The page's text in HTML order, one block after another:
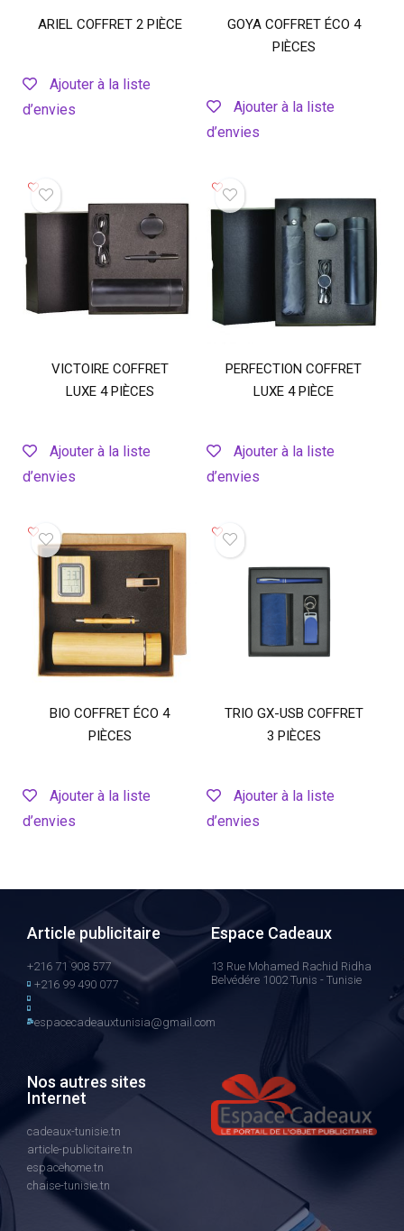
ARIEL COFFRET 2 PIÈCE
Ajouter à la liste
d’envies
GOYA COFFRET ÉCO 4
PIÈCES
Ajouter à la liste
d’envies
VICTOIRE COFFRET
LUXE 4 PIÈCES
Ajouter à la liste
d’envies
PERFECTION COFFRET
LUXE 4 PIÈCE
Ajouter à la liste
d’envies
BIO COFFRET ÉCO 4
PIÈCES
Ajouter à la liste
d’envies
TRIO GX-USB COFFRET
3 PIÈCES
Ajouter à la liste
d’envies
Article publicitaire
+216 71 908 577
+216 99 490 077
espacecadeauxtunisia@gmail.com
Espace Cadeaux
13 Rue Mohamed Rachid Ridha
Belvédére 1002 Tunis - Tunisie
Nos autres sites
Internet
cadeaux-tunisie.tn
article-publicitaire.tn
espacehome.tn
chaise-tunisie.tn